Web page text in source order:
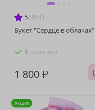
5 (861)
Букет "Сердце в облаках"
В наличии
1 800 ₽
Акция